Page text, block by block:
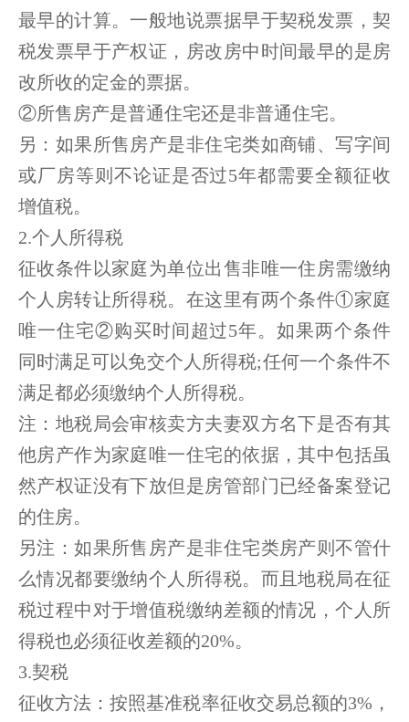
最早的计算。一般地说票据早于契税发票，契
税发票早于产权证，房改房中时间最早的是房
改所收的定金的票据。
②所售房产是普通住宅还是非普通住宅。
另：如果所售房产是非住宅类如商铺、写字间
或厂房等则不论证是否过5年都需要全额征收
增值税。
2.个人所得税
征收条件以家庭为单位出售非唯一住房需缴纳
个人房转让所得税。在这里有两个条件①家庭
唯一住宅②购买时间超过5年。如果两个条件
同时满足可以免交个人所得税;任何一个条件不
满足都必须缴纳个人所得税。
注：地税局会审核卖方夫妻双方名下是否有其
他房产作为家庭唯一住宅的依据，其中包括虽
然产权证没有下放但是房管部门已经备案登记
的住房。
另注：如果所售房产是非住宅类房产则不管什
么情况都要缴纳个人所得税。而且地税局在征
税过程中对于增值税缴纳差额的情况，个人所
得税也必须征收差额的20%。
3.契税
征收方法：按照基准税率征收交易总额的3%，